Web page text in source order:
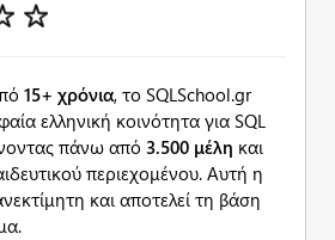
15+ χρόνια, το SQLSchool.gr
ελληνική κοινότητα για SQL
πάνω από 3.500 μέλη και
περιεχομένου. Αυτή η
και αποτελεί τη βάση